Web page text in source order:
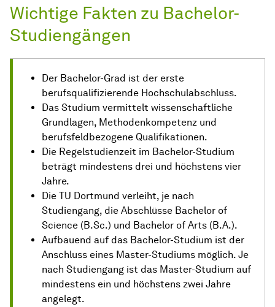
Wichtige Fakten zu Bachelor-
Studiengängen
Der Bachelor-Grad ist der erste
berufsqualifizierende Hochschulabschluss.
Das Studium vermittelt wissenschaftliche
Grundlagen, Methodenkompetenz und
berufsfeldbezogene Qualifikationen.
Die Regelstudienzeit im Bachelor-Studium
beträgt mindestens drei und höchstens vier
Jahre.
Die TU Dortmund verleiht, je nach
Studiengang, die Abschlüsse Bachelor of
Science (B.Sc.) und Bachelor of Arts (B.A.).
Aufbauend auf das Bachelor-Studium ist der
Anschluss eines Master-Studiums möglich. Je
nach Studiengang ist das Master-Studium auf
mindestens ein und höchstens zwei Jahre
angelegt.